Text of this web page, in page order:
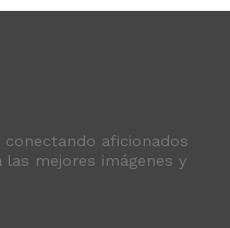
conectando aficionados
mejores imágenes y